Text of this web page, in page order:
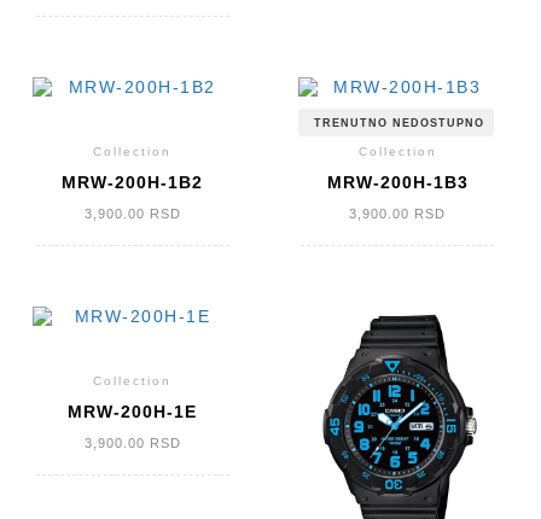
Collection
MRW-200H-1B2
3,900.00 RSD
TRENUTNO NEDOSTUPNO
Collection
MRW-200H-1B3
3,900.00 RSD
Collection
MRW-200H-1E
3,900.00 RSD